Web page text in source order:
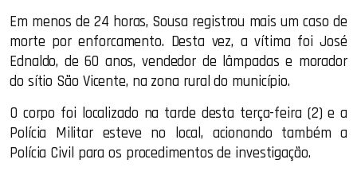
Em menos de 24 horas, Sousa registrou mais um caso de
morte por enforcamento. Desta vez, a vítima foi José
Ednaldo, de 60 anos, vendedor de lâmpadas e morador
do sítio São Vicente, na zona rural do município.
O corpo foi localizado na tarde desta terça-feira (2) e a
Polícia Militar esteve no local, acionando também a
Polícia Civil para os procedimentos de investigação.